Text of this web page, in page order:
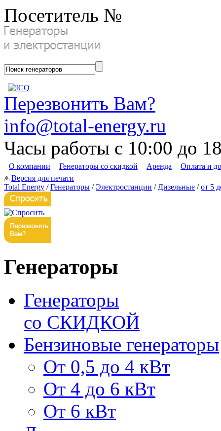
Посетитель №
Перезвонить Вам?
info@total-energy.ru
Часы работы с 10:00 до
О компании Генераторы со скидкой Аренда
Оплата и
Версия для печати
Total Energy /Генераторы /Электростанции / Дизельные /от 5
Генераторы
Генераторы
со СКИДКОЙ
Бензиновые генераторы
От 0,5 до 4 кВт
От 4 до 6 кВт
От 6 кВт